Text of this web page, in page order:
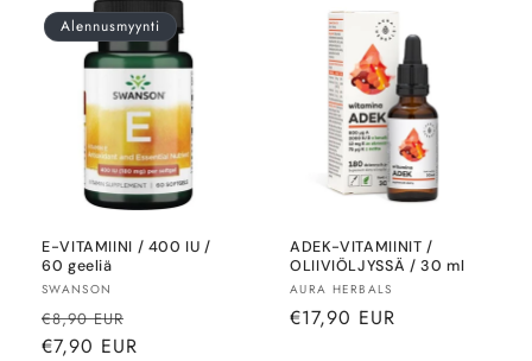
Alennusmyynti
E-VITAMIINI / 400 IU /
60 geeliä
Myyjä:
SWANSON
Normaalihinta
€8,90 EUR
€7,90 EUR
ADEK-VITAMIINIT /
OLIIVIÖLJYSSÄ / 30 ml
Myyjä:
AURA HERBALS
Normaalihinta
€17,90 EUR